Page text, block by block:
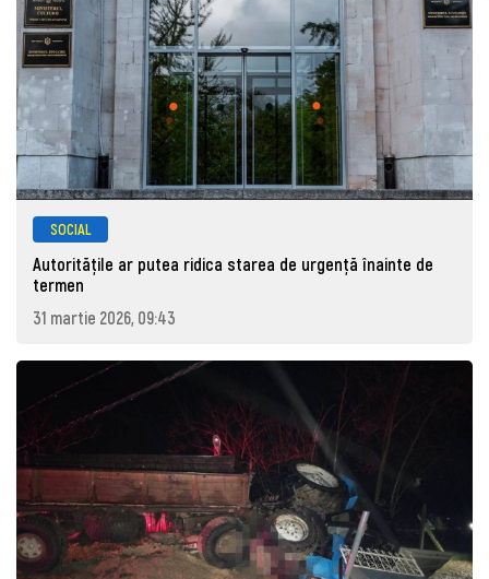
SOCIAL
Autoritățile ar putea ridica starea de urgență înainte de
termen
31 martie 2026, 09:43